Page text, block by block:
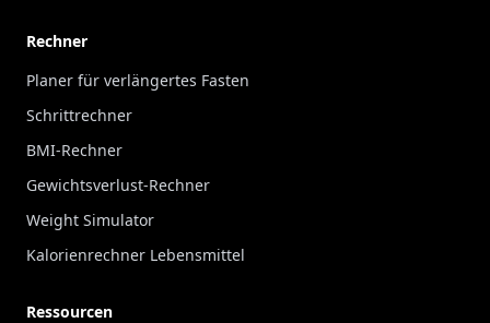
Rechner
Planer für verlängertes Fasten
Schrittrechner
BMI-Rechner
Gewichtsverlust-Rechner
Weight Simulator
Kalorienrechner Lebensmittel
Ressourcen